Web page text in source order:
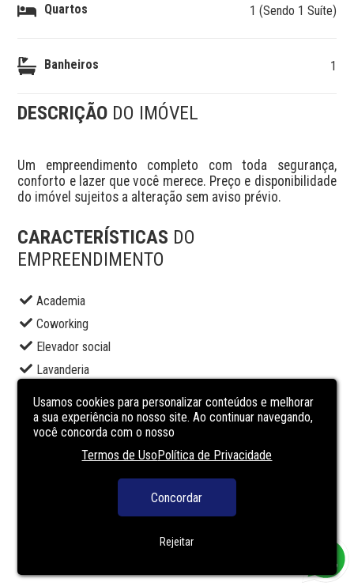
Quartos 1 (Sendo 1 Suíte)
Banheiros 1
DESCRIÇÃO DO IMÓVEL
Um empreendimento completo com toda segurança,
conforto e lazer que você merece. Preço e disponibilidade
do imóvel sujeitos a alteração sem aviso prévio.
CARACTERÍSTICAS DO
EMPREENDIMENTO
Academia
Coworking
Elevador social
Lavanderia
Piscina adulto
Piscina infantil
Usamos cookies para personalizar conteúdos e melhorar
a sua experiência no nosso site. Ao continuar navegando,
você concorda com o nosso
Termos de UsoPolítica de Privacidade
Concordar
Rejeitar